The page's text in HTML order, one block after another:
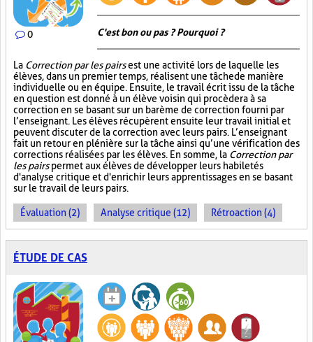
0 C'est bon ou pas ? Pourquoi ?
La Correction par les pairsest une activité lors de laquelle les
élèves, dans un premier temps, réalisent une tâche de manière
individuelle ou en équipe. Ensuite, le travail écrit issu de la tâche
en question est donné à un élève voisin qui procèdera à sa
correction en se basant sur un barème de correction fourni par
l’enseignant. Les élèves récupèrent ensuite leur travail initial et
peuvent discuter de la correction avec leurs pairs. L’enseignant
fait un retour en plénière sur la tâche ainsi qu’une vérification des
corrections réalisées par les élèves. En somme, la Correction par
les pairspermet aux élèves de développer leurs habiletés
d'analyse critique et d'enrichir leurs apprentissages en se basant
sur le travail de leurs pairs.
Évaluation (2) Analyse critique (12) Rétroaction (4)
ÉTUDE DE CAS